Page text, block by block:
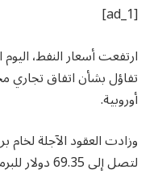
[ad_1]
ارتفعت أسعار النفط،
تفاؤل بشأن اتفاق تجاري
أوروبية.
لتصل إلى 69.35 دولار للبرميل.